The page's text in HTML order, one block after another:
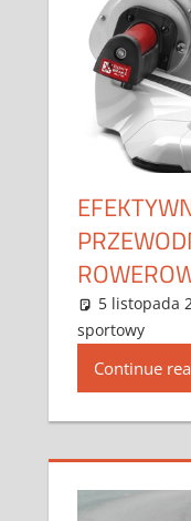
5 listopada
sportowy
Continue